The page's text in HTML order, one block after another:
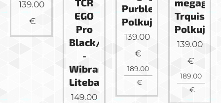
139.00
€
TCR
EGO
Pro
Black/Lime
-
Wibram
Litebase
149.00
Purble
Polkujuoksukenkä
139.00
€
189.00
€
Trquise
139.00
€
189.00
€